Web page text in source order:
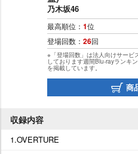
乃木坂46
最高順位： 1位
登場回数： 26回
※「登場回数」は法人向けサービ
しております週間Blu-rayランキ
を掲載しています。
商
収録内容
1.OVERTURE